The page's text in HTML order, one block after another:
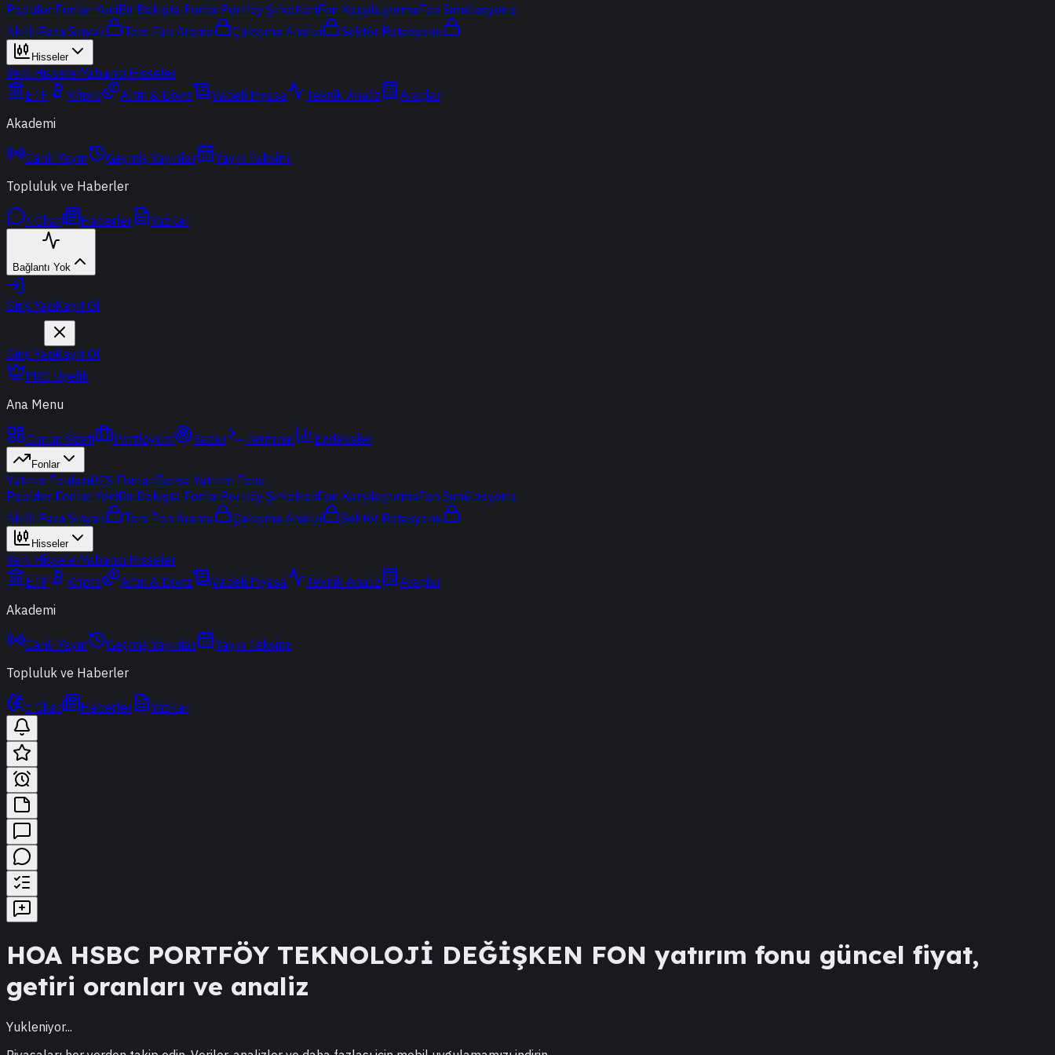
Popüler Fonlar YeniBir Bakışta FonlarPortföy ŞirketleriFon KarşılaştırmaFon Simülasyonu
Akıllı Para Sinyali
Ters Fon Arama Çakışma Analizi Sektör Rotasyonu
Hisseler
Yerli HisselerYabancı Hisseler
ETF
Kripto Altın & Döviz Vadeli Piyasa Teknik Analiz
Araçlar
Akademi
Canlı Yayın Geçmiş Yayınlar
Yayın Takvimi
Topluluk ve Haberler
t-Chat Haberler Yazılar
Bağlantı Yok
Giriş YapKayıt Ol
Giriş YapKayıt Ol
PRO Üyelik
Ana Menu
Günün Özeti Portföyüm Radar Terminal Endeksler
Fonlar
Yatırım FonlarıBES FonlarıBorsa Yatırım Fonu
Popüler Fonlar YeniBir Bakışta FonlarPortföy ŞirketleriFon KarşılaştırmaFon Simülasyonu
Akıllı Para Sinyali
Ters Fon Arama Çakışma Analizi Sektör Rotasyonu
Hisseler
Yerli HisselerYabancı Hisseler
ETF
Kripto Altın & Döviz Vadeli Piyasa Teknik Analiz
Araçlar
Akademi
Canlı Yayın Geçmiş Yayınlar
Yayın Takvimi
Topluluk ve Haberler
t-Chat Haberler Yazılar
HOA HSBC PORTFÖY TEKNOLOJİ DEĞİŞKEN FON yatırım fonu güncel fiyat,
getiri oranları ve analiz
Yukleniyor...